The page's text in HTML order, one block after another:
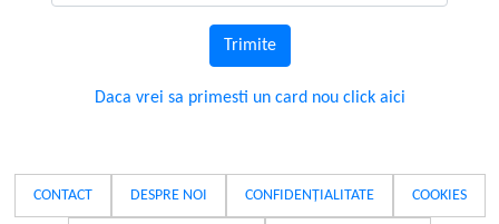
Trimite
Daca vrei sa primesti un card nou click aici
CONTACT DESPRE NOI CONFIDENȚIALITATE COOKIES